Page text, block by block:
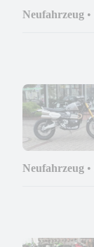
Neufahrzeug •
Neufahrzeug •